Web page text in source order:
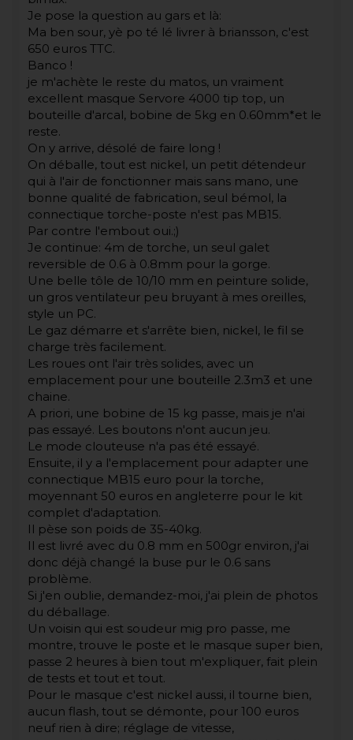
Je pose la question au gars et là:
Ma ben sour, yè po té lé livrer à briansson, c'est
650 euros TTC.
Banco !
je m'achète le reste du matos, un vraiment
excellent masque Servore 4000 tip top, un
bouteille d'arcal, bobine de 5kg en 0.60mm*et le
reste.
On y arrive, désolé de faire long !
On déballe, tout est nickel, un petit détendeur
qui à l'air de fonctionner mais sans mano, une
bonne qualité de fabrication, seul bémol, la
connectique torche-poste n'est pas MB15.
Par contre l'embout oui.;)
Je continue: 4m de torche, un seul galet
reversible de 0.6 à 0.8mm pour la gorge.
Une belle tôle de 10/10 mm en peinture solide,
un gros ventilateur peu bruyant à mes oreilles,
style un PC.
Le gaz démarre et s'arrête bien, nickel, le fil se
charge très facilement.
Les roues ont l'air très solides, avec un
emplacement pour une bouteille 2.3m3 et une
chaine.
A priori, une bobine de 15 kg passe, mais je n'ai
pas essayé. Les boutons n'ont aucun jeu.
Le mode clouteuse n'a pas été essayé.
Ensuite, il y a l'emplacement pour adapter une
connectique MB15 euro pour la torche,
moyennant 50 euros en angleterre pour le kit
complet d'adaptation.
Il pèse son poids de 35-40kg.
Il est livré avec du 0.8 mm en 500gr environ, j'ai
donc déjà changé la buse pur le 0.6 sans
problème.
Si j'en oublie, demandez-moi, j'ai plein de photos
du déballage.
Un voisin qui est soudeur mig pro passe, me
montre, trouve le poste et le masque super bien,
passe 2 heures à bien tout m'expliquer, fait plein
de tests et tout et tout.
Pour le masque c'est nickel aussi, il tourne bien,
aucun flash, tout se démonte, pour 100 euros
neuf rien à dire; réglage de vitesse,